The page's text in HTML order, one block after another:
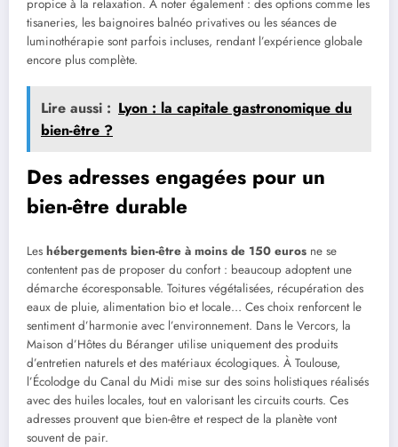
propice à la relaxation. À noter également : des options comme les
tisaneries, les baignoires balnéo privatives ou les séances de
luminothérapie sont parfois incluses, rendant l’expérience globale
encore plus complète.
Lire aussi : Lyon : la capitale gastronomique du
bien-être ?
Des adresses engagées pour un
bien-être durable
Les hébergements bien-être à moins de 150 euros ne se
contentent pas de proposer du confort : beaucoup adoptent une
démarche écoresponsable. Toitures végétalisées, récupération des
eaux de pluie, alimentation bio et locale… Ces choix renforcent le
sentiment d’harmonie avec l’environnement. Dans le Vercors, la
Maison d’Hôtes du Béranger utilise uniquement des produits
d’entretien naturels et des matériaux écologiques. À Toulouse,
l’Écolodge du Canal du Midi mise sur des soins holistiques réalisés
avec des huiles locales, tout en valorisant les circuits courts. Ces
adresses prouvent que bien-être et respect de la planète vont
souvent de pair.